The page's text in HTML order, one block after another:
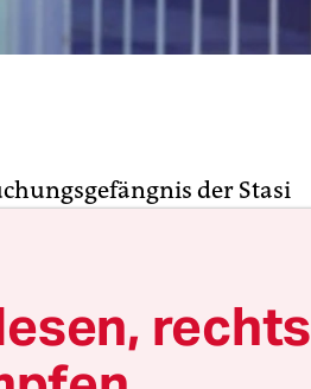
der Stasi
einem Quartier von
eine graue Steinmauer
rechts